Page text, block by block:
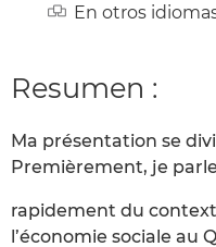
En otros
Resumen :
Ma présentation se
Premièrement, je
rapidement du
l’économie sociale au